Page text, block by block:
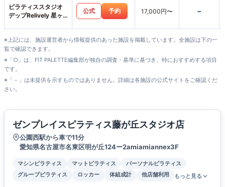
ピラティススタジオ
デップRelively 星ヶ
公式 予約 17,000円〜 -
※上記には、施設運営者から情報提供のあった施設を掲載しています。全施設は下の一
覧で確認できます。
※「○」は、FIT PALETTE編集部が独自の調査・基準に基づき、特におすすめする項目
です。
※「－」は未提供を示すものではありません。詳細は各施設の公式サイトをご確認くだ
さい。
ゼンプレイスピラティス藤が丘スタジオ店
公園西駅から車で11分
愛知県名古屋市名東区明が丘124ー2amiamiannex3F
マシンピラティス マットピラティス
パーソナルピラティス
グループピラティス
ロッカー 体組成計 他店舗利用 もっと見る